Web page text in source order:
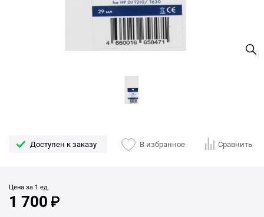
Доступен к заказу В избранное Сравнить
Цена за 1 ед.
1 700